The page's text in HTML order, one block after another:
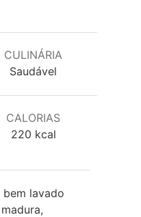
CULINÁRIA
Saudável
CALORIAS
220 kcal
bem lavado
madura,